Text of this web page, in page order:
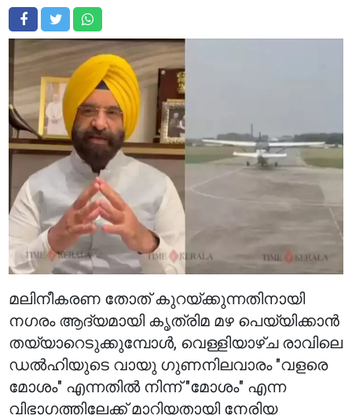
മലിനീകരണ തോത് കുറയ്ക്കുന്നതിനായി
നഗരം ആദ്യമായി കൃത്രിമ മഴ പെയ്യിക്കാൻ
തയ്യാറെടുക്കുമ്പോൾ, വെള്ളിയാഴ്ച രാവിലെ
ഡൽഹിയുടെ വായു ഗുണനിലവാരം "വളരെ
മോശം" എന്നതിൽ നിന്ന് "മോശം" എന്ന
വിഭാഗത്തിലേക്ക് മാറിയതായി നേരിയ